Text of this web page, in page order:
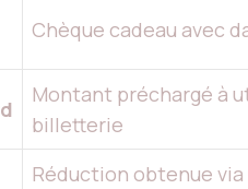
Chèque cadeau avec
Montant préchargé à
billetterie
Réduction obtenue